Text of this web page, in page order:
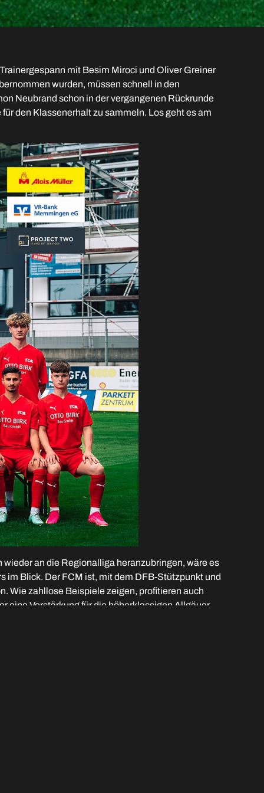
mit Besim Miroci und Oliver Greiner
wurden, müssen schnell in den
Neubrand schon in der vergangenen Rückrunde
den Klassenerhalt zu sammeln. Los geht es am
an die Regionalliga heranzubringen, wäre es
im Blick. Der FCM ist, mit dem DFB-Stützpunkt und
Wie zahllose Beispiele zeigen, profitieren auch
eine Verstärkung für die höherklassigen Allgäuer